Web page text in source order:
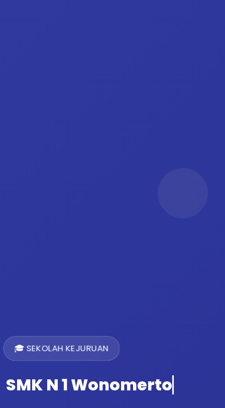
🎓 SEKOLAH KEJURUAN
SMK N 1 Wonomerto